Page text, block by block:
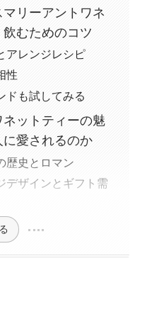
リーアントワネ
むためのコツ
アレンジレシピ
性
ドも試してみる
ットティーの魅
愛されるのか
歴史とロマン
デザインとギフト需